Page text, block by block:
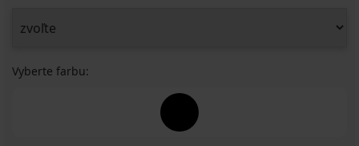
Vyberte farbu: